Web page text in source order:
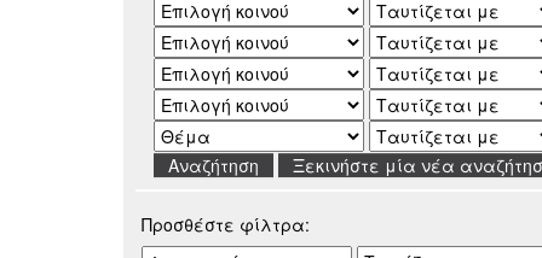
Ξεκινήστε μία νέα
Προσθέστε φίλτρα: